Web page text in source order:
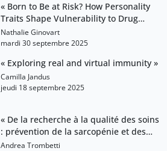
« Born to Be at Risk? How Personality
Traits Shape Vulnerability to Drug
Abuse »
Nathalie Ginovart
mardi 30 septembre 2025
« Exploring real and virtual immunity »
Camilla Jandus
jeudi 18 septembre 2025
« De la recherche à la qualité des soins
: prévention de la sarcopénie et des
chutes à Genève »
Andrea Trombetti